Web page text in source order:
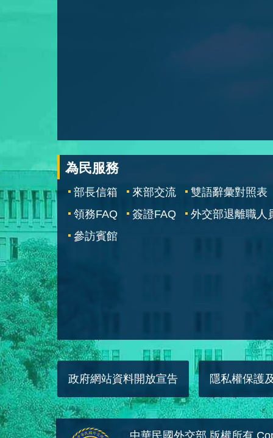
為民服務
部長信箱 來部交流
雙語辭彙對照表
領務FAQ
簽證FAQ
外交部退離職人
參訪賓館
政府網站資料開放宣告 隱私權保護